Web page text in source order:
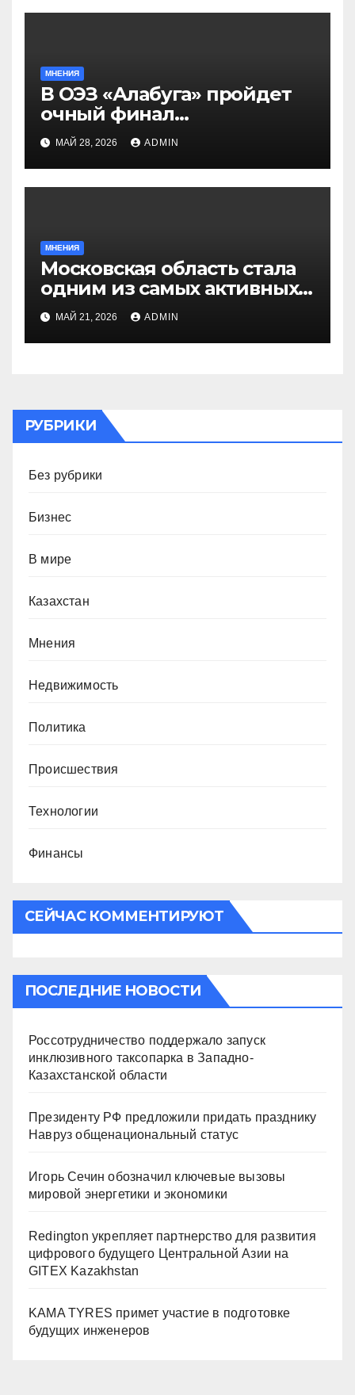
МНЕНИЯ
В ОЭЗ «Алабуга» пройдет
очный финал
Всероссийской
олимпиады «Формула
будущего» для
старшеклассников
МАЙ 28, 2026 ADMIN
МНЕНИЯ
Московская область стала
одним из самых активных
регионов в проекте
«Больше, чем путешествие
в молодёжную столицу»
МАЙ 21, 2026 ADMIN
РУБРИКИ
Без рубрики
Бизнес
В мире
Казахстан
Мнения
Недвижимость
Политика
Происшествия
Технологии
Финансы
СЕЙЧАС КОММЕНТИРУЮТ
ПОСЛЕДНИЕ НОВОСТИ
Россотрудничество поддержало запуск
инклюзивного таксопарка в Западно-
Казахстанской области
Президенту РФ предложили придать празднику
Навруз общенациональный статус
Игорь Сечин обозначил ключевые вызовы
мировой энергетики и экономики
Redington укрепляет партнерство для развития
цифрового будущего Центральной Азии на
GITEX Kazakhstan
KAMA TYRES примет участие в подготовке
будущих инженеров